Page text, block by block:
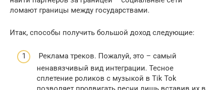
ломают границы между государствами.
Итак, способы получить большой доход следующие:
Реклама треков. Пожалуй, это – самый
ненавязчивый вид интеграции. Тесное
сплетение роликов с музыкой в Tik Tok